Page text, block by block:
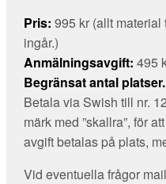
Pris: 995 kr (allt
ingår.)
Anmälningsavgift: 495
Begränsat antal platser.
Betala via Swish till nr.
märk med ”skallra”, för
avgift betalas på plats,
Vid eventuella frågor